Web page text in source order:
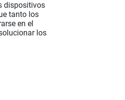
dispositivos
tanto los
en el
los